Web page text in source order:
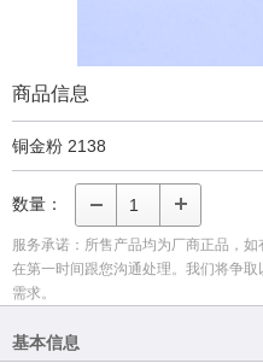
商品信息
铜金粉 2138
数量：
服务承诺：所售产品均为厂商正品，
在第一时间跟您沟通处理。我们将争
需求。
基本信息